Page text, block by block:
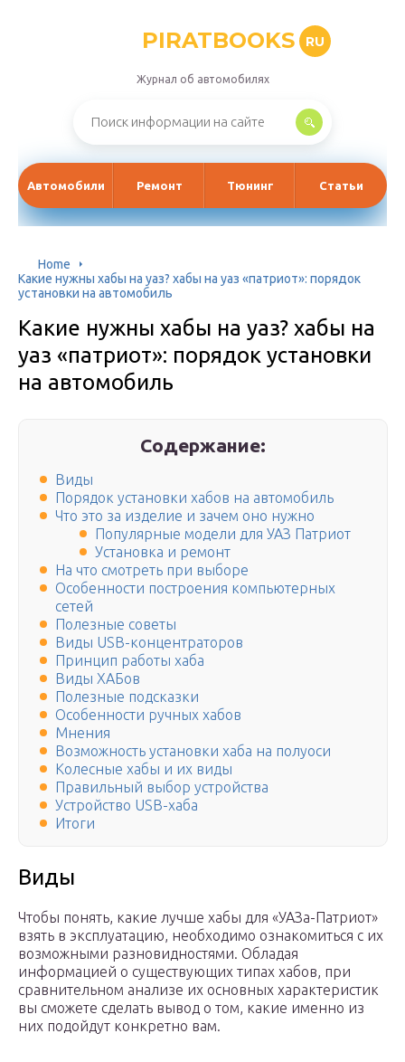
PIRATBOOKS RU
Журнал об автомобилях
Автомобили Ремонт Тюнинг Статьи
Home
Какие нужны хабы на уаз? хабы на уаз «патриот»: порядок
установки на автомобиль
Какие нужны хабы на уаз? хабы на
уаз «патриот»: порядок установки
на автомобиль
Содержание:
Виды
Порядок установки хабов на автомобиль
Что это за изделие и зачем оно нужно
Популярные модели для УАЗ Патриот
Установка и ремонт
На что смотреть при выборе
Особенности построения компьютерных
сетей
Полезные советы
Виды USB-концентраторов
Принцип работы хаба
Виды ХАБов
Полезные подсказки
Особенности ручных хабов
Мнения
Возможность установки хаба на полуоси
Колесные хабы и их виды
Правильный выбор устройства
Устройство USB-хаба
Итоги
Виды
Чтобы понять, какие лучше хабы для «УАЗа-Патриот»
взять в эксплуатацию, необходимо ознакомиться с их
возможными разновидностями. Обладая
информацией о существующих типах хабов, при
сравнительном анализе их основных характеристик
вы сможете сделать вывод о том, какие именно из
них подойдут конкретно вам.